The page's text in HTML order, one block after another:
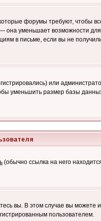
форумы требуют, чтобы
она уменьшает возможности
в письме, если вы не
или
уменьшить размер базы
(обычно ссылка на него
вы. В этом случае вы можете
пользователем.